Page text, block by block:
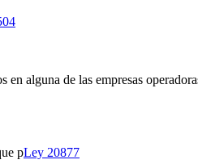
alguna de las empresas
pLey 20877